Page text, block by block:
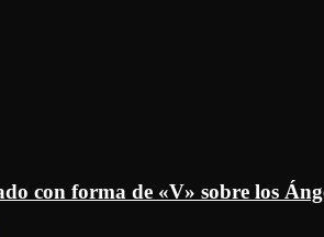
con forma de «V» sobre los